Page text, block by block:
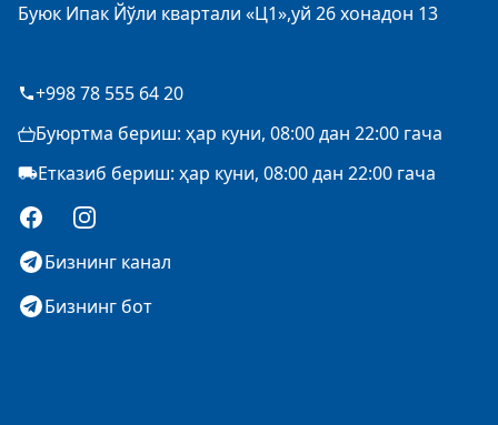
Буюк Ипак Йўли квартали «Ц1»,уй 26 хонадон 13
+998 78 555 64 20
Буюртма бериш: ҳар куни, 08:00 дан 22:00 гача
Етказиб бериш: ҳар куни, 08:00 дан 22:00 гача
FacebookInstagram
Бизнинг канал
Бизнинг бот